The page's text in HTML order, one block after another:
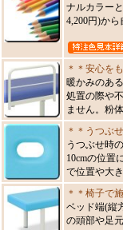
ナルカラー
4,200円)から
＊＊安心を
暖かみのあ
処置の際や
ません。粉
＊＊うつぶ
うつぶせ時
10cmの位置
で位置や大
＊＊椅子で
ベッド端(縦
の頭部や足